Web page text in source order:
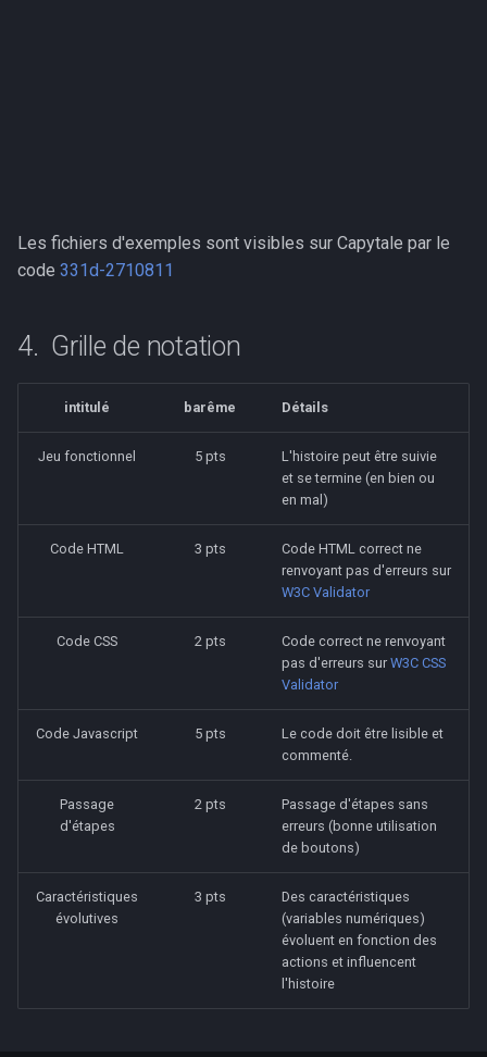
Les fichiers d'exemples sont visibles sur Capytale par le
code 331d-2710811
Grille de notation
intitulé barême Détails
Jeu fonctionnel 5 pts
L'histoire peut être suivie
et se termine (en bien ou
en mal)
Code HTML 3 pts
Code HTML correct ne
renvoyant pas d'erreurs sur
W3C Validator
Code CSS 2 pts
Code correct ne renvoyant
pas d'erreurs sur W3C CSS
Validator
Code Javascript 5 pts
Le code doit être lisible et
commenté.
Passage
d'étapes
2 pts
Passage d'étapes sans
erreurs (bonne utilisation
de boutons)
Caractéristiques
évolutives
3 pts
Des caractéristiques
(variables numériques)
évoluent en fonction des
actions et influencent
l'histoire